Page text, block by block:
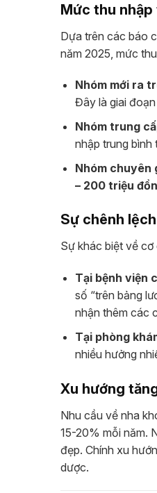
Mức thu
Dựa trên các báo
năm 2025, mức
Nhóm mới ra
Đây là giai
Nhóm trung
nhập trung bình
Nhóm chuyên
– 200 triệu
Sự chênh
Sự khác biệt về
Tại bệnh viện
số “trên bảng
nhận thêm các
Tại phòng
nhiều hưởng
Xu hướng
Nhu cầu về nha
15-20% mỗi năm.
đẹp. Chính xu
dược.